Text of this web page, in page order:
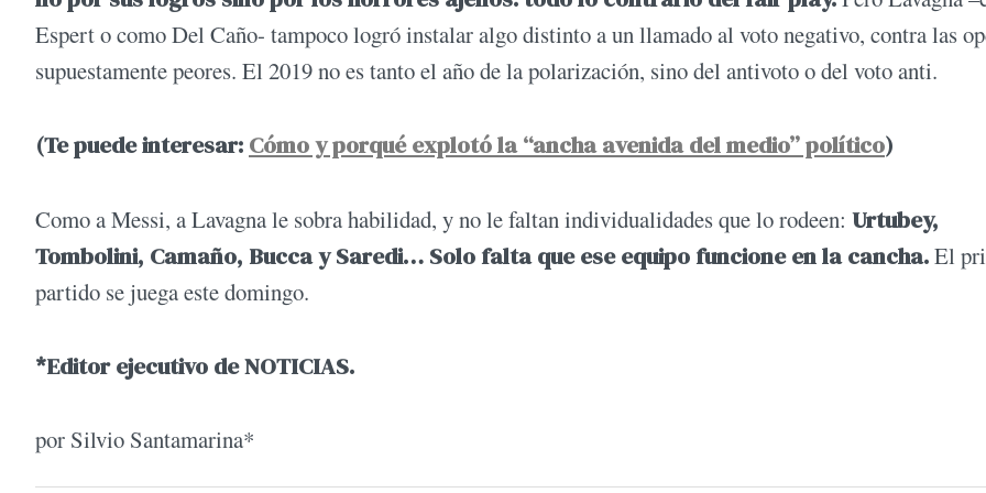
Espert o como Del Caño- tampoco logró instalar algo distinto a un llamado al voto negativo, contra las
supuestamente peores. El 2019 no es tanto el año de la polarización, sino del antivoto o del voto anti.
(Te puede interesar: Cómo y porqué explotó la “ancha avenida del medio” político)
Como a Messi, a Lavagna le sobra habilidad, y no le faltan individualidades que lo rodeen: Urtubey,
Tombolini, Camaño, Bucca y Saredi… Solo falta que ese equipo funcione en la cancha.El
partido se juega este domingo.
*Editor ejecutivo de NOTICIAS.
por Silvio Santamarina*